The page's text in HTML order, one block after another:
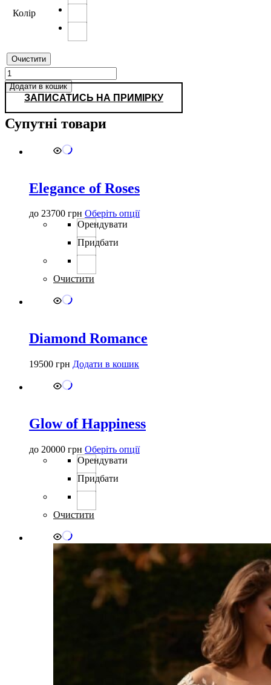
Колір
Очистити
0414
кількість
Додати в кошик
ЗАПИСАТИСЬ НА ПРИМІРКУ
Супутні товари
Elegance of Roses
до 23700 грн Оберіть опціїЦей
Орендувати
Придбати
Очистити
Diamond Romance
19500 грн Додати в кошик
Glow of Happiness
до 20000 грн Оберіть опціїЦей
сторінці
товару
Орендувати
Придбати
Очистити